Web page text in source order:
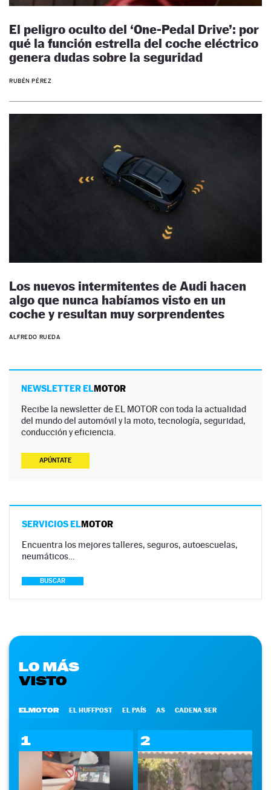
El peligro oculto del ‘One-Pedal Drive’: por
qué la función estrella del coche eléctrico
genera dudas sobre la seguridad
RUBÉN PÉREZ
Los nuevos intermitentes de Audi hacen
algo que nunca habíamos visto en un
coche y resultan muy sorprendentes
ALFREDO RUEDA
NEWSLETTER ELMOTOR
Recibe la newsletter de EL MOTOR con toda la actualidad
del mundo del automóvil y la moto, tecnología, seguridad,
conducción y eficiencia.
APÚNTATE
SERVICIOS ELMOTOR
Encuentra los mejores talleres, seguros, autoescuelas,
neumáticos…
BUSCAR
LO MÁS
VISTO
ELMOTOR EL HUFFPOST EL PAÍS AS CADENA SER
1 2